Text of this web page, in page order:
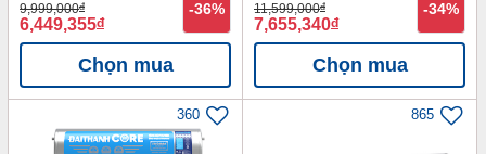
9,999,000đ
6,449,355đ
-36%
Chọn mua
11,599,000đ
7,655,340đ
-34%
Chọn mua
360 865